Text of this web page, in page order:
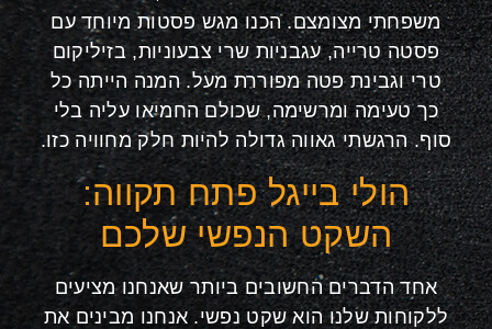
משפחתי מצומצם. הכנו מגש פסטות מיוחד עם
פסטה טרייה, עגבניות שרי צבעוניות, בזיליקום
טרי וגבינת פטה מפוררת מעל. המנה הייתה כל
כך טעימה ומרשימה, שכולם החמיאו עליה בלי
סוף. הרגשתי גאווה גדולה להיות חלק מחוויה כזו.
הולי בייגל פתח תקווה:
השקט הנפשי שלכם
אחד הדברים החשובים ביותר שאנחנו מציעים
ללקוחות שלנו הוא שקט נפשי. אנחנו מבינים את